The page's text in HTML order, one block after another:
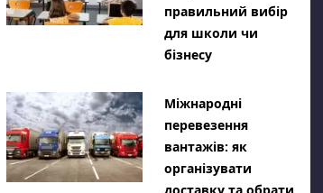
правильний вибір
для школи чи
бізнесу
Міжнародні
перевезення
вантажів: як
організувати